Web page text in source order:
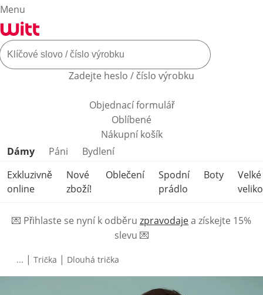
Menu
Zadejte heslo / číslo výrobku
Objednací formulář
Oblíbené
Nákupní košík
Přeskočit kategorie produktů
Dámy Páni
Bydlení
Exkluzivně
online
Nové
zboží!
Oblečení
Spodní
prádlo
Boty
Velké
💌 Přihlaste se nyní k odběru zpravodajea získejte 15%
slevu 💌
... | Trička | Dlouhá trička